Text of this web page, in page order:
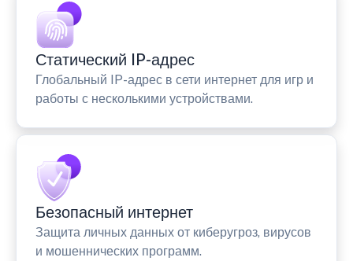
Статический IP-адрес
Глобальный IP-адрес в сети интернет для игр и
работы с несколькими устройствами.
Безопасный интернет
Защита личных данных от киберугроз, вирусов
и мошеннических программ.